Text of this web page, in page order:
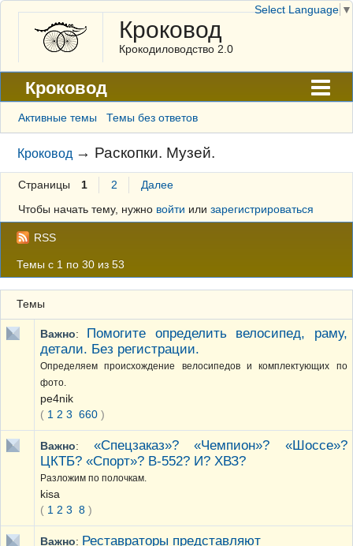
Кроковод
Крокодиловодство 2.0
Кроковод
Форум
Архив
ГАЛЕРЕЯ
Правила
Поиск
Регистрация
Вход
Активные темы Темы без ответов
Кроковод → Раскопки. Музей.
Страницы 1 2
Далее
Чтобы начать тему, нужно войти или зарегистрироваться
RSS
Темы с 1 по 30 из 53
Темы
Важно:
Помогите определить велосипед, раму,
детали. Без регистрации.
Определяем происхождение велосипедов и комплектующих по
фото.
pe4nik
( 1 2 3 660)
Важно:
«Спецзаказ»? «Чемпион»? «Шоссе»?
ЦКТБ? «Спорт»? В-552? И? ХВЗ?
Разложим по полочкам.
kisa
( 1 2 3 8)
Важно: Реставраторы представляют
Select Language ▼